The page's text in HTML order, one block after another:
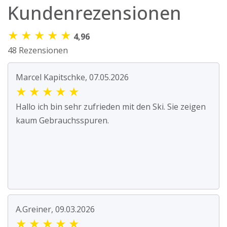
Kundenrezensionen
★ ★ ★ ★ ★ 4,96
48 Rezensionen
Marcel Kapitschke, 07.05.2026
★ ★ ★ ★ ★
Hallo ich bin sehr zufrieden mit den Ski. Sie zeigen
kaum Gebrauchsspuren.
A.Greiner, 09.03.2026
★ ★ ★ ★ ★